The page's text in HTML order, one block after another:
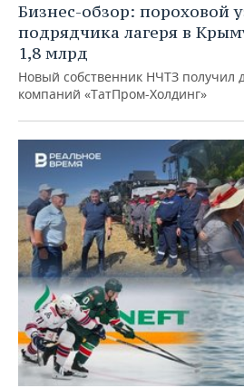
Бизнес-обзор: пороховой
подрядчика лагеря в
1,8 млрд
Новый собственник НЧТЗ получил
компаний «ТатПром-Холдинг»